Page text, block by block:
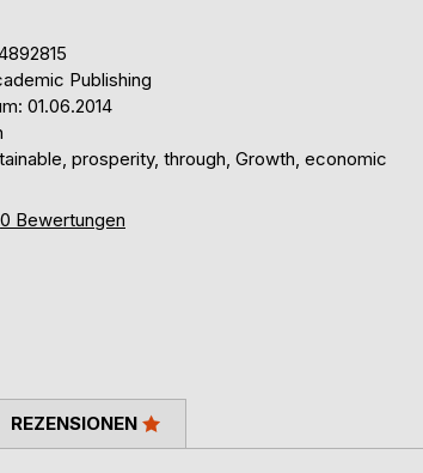
Publishing
01.06.2014
prosperity, through, Growth, economic
0 Bewertungen
REZENSIONEN